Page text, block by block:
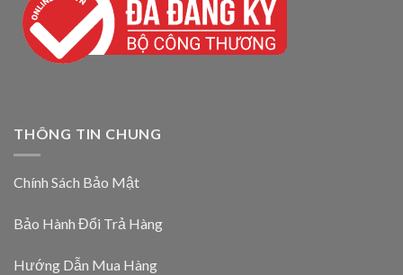
THÔNG TIN CHUNG
Chính Sách Bảo Mật
Bảo Hành Đổi Trả Hàng
Hướng Dẫn Mua Hàng